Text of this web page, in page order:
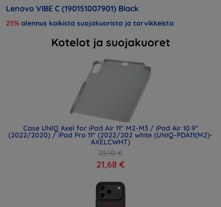
Lenovo VIBE C (190151007901) Black
25% alennus kaikista suojakuorista ja tarvikkeista
Kotelot ja suojakuoret
Case UNIQ Axel for iPad Air 11" M2-M3 / iPad Air 10.9"
(2022/2020) / iPad Pro 11" (2022/202 white (UNIQ-PDA11(M2)-
AXELCWHT)
28,90 €
21,68 €